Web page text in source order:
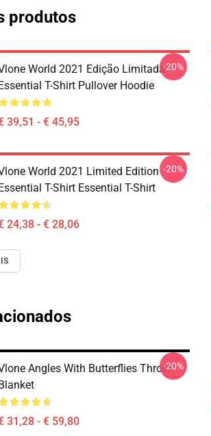
produtos
World 2021 Edição Limitada
T-Shirt Pullover Hoodie
39,51 - € 45,95
-20%
World 2021 Limited Edition
T-Shirt Essential T-Shirt
24,38 - € 28,06
-20%
Angles With Butterflies Throw
31,28 - € 59,80
-20%